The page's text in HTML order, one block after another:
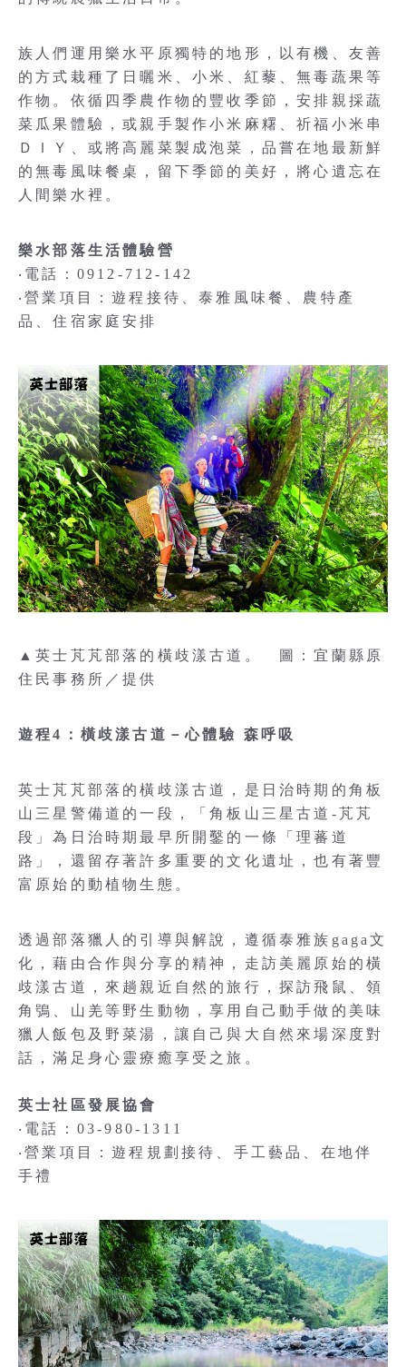
族人們運用樂水平原獨特的地形，以有機、友善
的方式栽種了日曬米、小米、紅藜、無毒蔬果等
作物。依循四季農作物的豐收季節，安排親採蔬
菜瓜果體驗，或親手製作小米麻糬、祈福小米串
ＤＩＹ、或將高麗菜製成泡菜，品嘗在地最新鮮
的無毒風味餐桌，留下季節的美好，將心遺忘在
人間樂水裡。
樂水部落生活體驗營
‧電話：0912-712-142
‧營業項目：遊程接待、泰雅風味餐、農特產
品、住宿家庭安排
▲英士芃芃部落的橫歧漾古道。 圖：宜蘭縣原
住民事務所／提供
遊程4：橫歧漾古道－心體驗 森呼吸
英士芃芃部落的橫歧漾古道，是日治時期的角板
山三星警備道的一段，「角板山三星古道-芃芃
段」為日治時期最早所開鑿的一條「理蕃道
路」，還留存著許多重要的文化遺址，也有著豐
富原始的動植物生態。
透過部落獵人的引導與解說，遵循泰雅族gaga文
化，藉由合作與分享的精神，走訪美麗原始的橫
歧漾古道，來趟親近自然的旅行，探訪飛鼠、領
角鴞、山羌等野生動物，享用自己動手做的美味
獵人飯包及野菜湯，讓自己與大自然來場深度對
話，滿足身心靈療癒享受之旅。
英士社區發展協會
‧電話：03-980-1311
‧營業項目：遊程規劃接待、手工藝品、在地伴
手禮